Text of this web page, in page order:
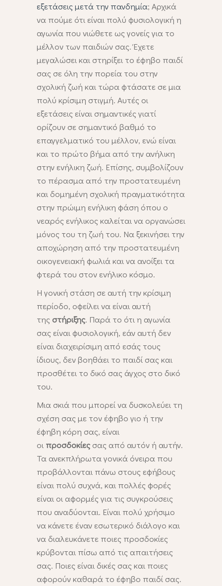
εξετάσεις μετά την πανδημία; Αρχικά
να πούμε ότι είναι πολύ φυσιολογική η
αγωνία που νιώθετε ως γονείς για το
μέλλον των παιδιών σας. Έχετε
μεγαλώσει και στηρίξει το έφηβο παιδί
σας σε όλη την πορεία του στην
σχολική ζωή και τώρα φτάσατε σε μια
πολύ κρίσιμη στιγμή. Αυτές οι
εξετάσεις είναι σημαντικές γιατί
ορίζουν σε σημαντικό βαθμό το
επαγγελματικό του μέλλον, ενώ είναι
και το πρώτο βήμα από την ανήλικη
στην ενήλικη ζωή. Επίσης, συμβολίζουν
το πέρασμα από την προστατευμένη
και δομημένη σχολική πραγματικότητα
στην πρώιμη ενήλικη φάση όπου ο
νεαρός ενήλικος καλείται να οργανώσει
μόνος του τη ζωή του. Να ξεκινήσει την
αποχώρηση από την προστατευμένη
οικογενειακή φωλιά και να ανοίξει τα
φτερά του στον ενήλικο κόσμο.
Η γονική στάση σε αυτή την κρίσιμη
περίοδο, οφείλει να είναι αυτή
της στήριξης. Παρά το ότι η αγωνία
σας είναι φυσιολογική, εάν αυτή δεν
είναι διαχειρίσιμη από εσάς τους
ίδιους, δεν βοηθάει το παιδί σας και
προσθέτει το δικό σας άγχος στο δικό
του.
Μια σκιά που μπορεί να δυσκολεύει τη
σχέση σας με τον έφηβο γιο ή την
έφηβη κόρη σας, είναι
οι προσδοκίες σας από αυτόν ή αυτήν.
Τα ανεκπλήρωτα γονικά όνειρα που
προβάλλονται πάνω στους εφήβους
είναι πολύ συχνά, και πολλές φορές
είναι οι αφορμές για τις συγκρούσεις
που αναδύονται. Είναι πολύ χρήσιμο
να κάνετε έναν εσωτερικό διάλογο και
να διαλευκάνετε ποιες προσδοκίες
κρύβονται πίσω από τις απαιτήσεις
σας. Ποιες είναι δικές σας και ποιες
αφορούν καθαρά το έφηβο παιδί σας.